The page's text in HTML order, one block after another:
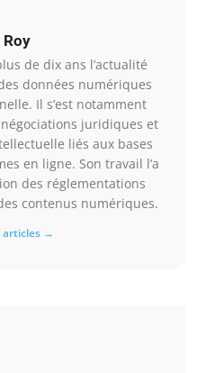
Roy
de dix ans l’actualité
données numériques
Il s’est notamment
juridiques et
liés aux bases
en ligne. Son travail l’a
des réglementations
contenus numériques.
articles →